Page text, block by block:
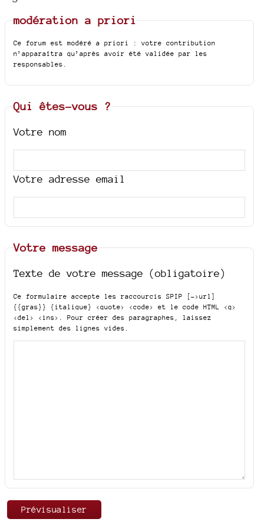
modération a priori
Ce forum est modéré a priori : votre contribution
n’apparaîtra qu’après avoir été validée par les
responsables.
Qui êtes-vous ?
Votre nom
Votre adresse email
Votre message
Texte de votre message (obligatoire)
Ce formulaire accepte les raccourcis SPIP
[->url]
{{gras}} {italique} <quote> <code>
et le code HTML <q>
<del> <ins>
. Pour créer des paragraphes, laissez
simplement des lignes vides.